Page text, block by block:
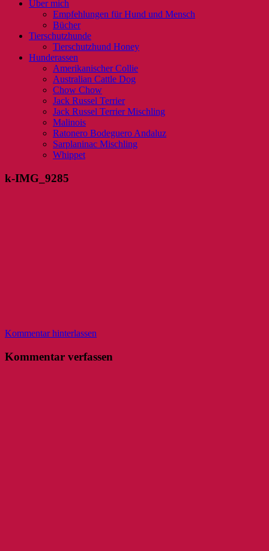
Über mich
Empfehlungen für Hund und Mensch
Bücher
Tierschutzhunde
Tierschutzhund Honey
Hunderassen
Amerikanischer Collie
Australian Cattle Dog
Chow Chow
Jack Russel Terrier
Jack Russel Terrier Mischling
Malinois
Ratonero Bodeguero Andaluz
Sarplaninac Mischling
Whippet
k-IMG_9285
Kommentar hinterlassen
Kommentar verfassen